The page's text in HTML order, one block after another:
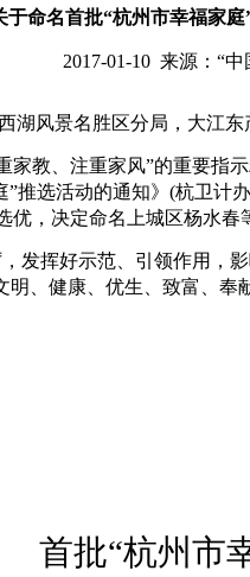
于命名首批“杭州市幸福家
2017-01-10 来源：“
风景名胜区分局，大江东
、注重家风”的重要指
推选活动的通知》(杭卫
，决定命名上城区杨水春
挥好示范、引领作用，
、健康、优生、致富、
首批“杭州市